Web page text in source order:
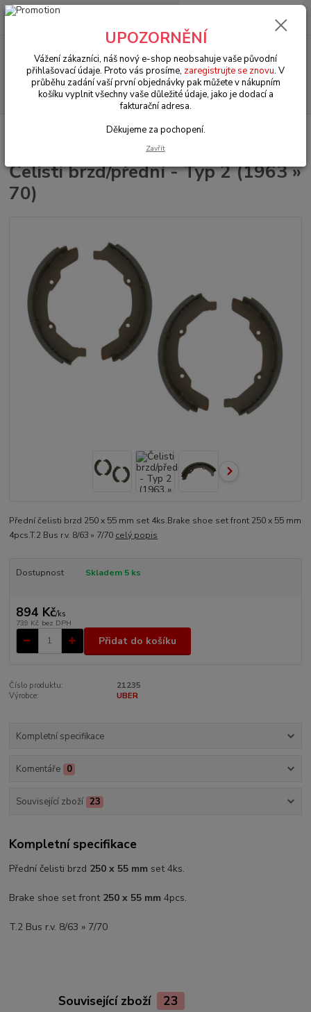
Menu
Hledat
+420 602 330 329
0 Kč
VW Bus Typ 2/1 (1950 » 67)
Brzdy & řízení & řazení (Brake &
Čelisti brzd/přední - Typ 2 (1963 »
70)
Přední čelisti brzd 250 x 55 mm set 4ks.Brake shoe set front 250 x 55 mm
4pcs.T.2 Bus r.v. 8/63 » 7/70 celý popis
Dostupnost Skladem 5 ks
894 Kč/ks
739 Kč bez DPH
Přidat do košíku
Číslo produktu:
21235
Výrobce:
UBER
Kompletní specifikace
Komentáře 0
Související zboží 23
Kompletní specifikace
Přední čelisti brzd 250 x 55 mm set 4ks.
Brake shoe set front 250 x 55 mm 4pcs.
T.2 Bus r.v. 8/63 » 7/70
Související zboží 23
UPOZORNĚNÍ
Vážení zákazníci, náš nový e-shop neobsahuje vaše původní
přihlašovací údaje. Proto vás prosíme, zaregistrujte se znovu. V
průběhu zadání vaší první objednávky pak můžete v nákupním
košíku vyplnit všechny vaše důležité údaje, jako je dodací a
fakturační adresa.
Děkujeme za pochopení.
Zavřít